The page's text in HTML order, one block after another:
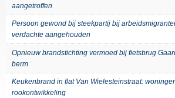
aangetroffen
Persoon gewond bij steekpartij bij
verdachte aangehouden
Opnieuw brandstichting vermoed bij fietsbrug
berm
Keukenbrand in flat Van Wielesteinstraat:
rookontwikkeling